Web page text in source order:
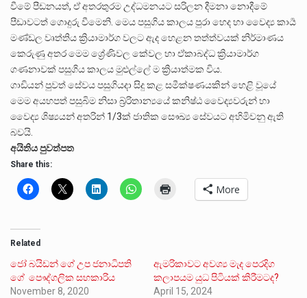
වීමේ පීඩනයත්, ඒ අතරතුරම උද්ධමනයට සරිලන දීමනා නොදීමේ
පීඩාවටත් ගොදුරු වීමෙනි. මෙය පසුගිය කාලය පුරා හෙද හා වෛද්ය කාර්
මණ්ඩල වෘත්තිය ක්රියාමාර්ග වලට ඇද හෙළන තත්ත්වයක් නිර්මාණය
කෙරුණු අතර මෙම ශ්රේණිවල කේවල හා ඒකාබද්ධ ක්රියාමාර්ග
ගණනාවක් පසුගිය කාලය මුළුල්ලේ ම ක්රියාත්මක විය.
ගාඩියන් පුවත් සේවය පසුගියදා සිදු කළ සමීක්ෂණයකින් හෙළි වූයේ
මෙම අයහපත් පසුබිම නිසා බ්රිතාන්යයේ කනිෂ්ඨ වෛද්යවරුන් හා
වෛද්ය ශිෂ්යයන් අතරින් 1/3ක් ජාතික සෞඛ්ය සේවයට අහිමිවනු ඇති
බවයි.
අයිතිය පුවත්පත
Share this:
More
Related
ජෝ බයිඩන් ගේ උප ජනාධිපති
ගේ පෞද්ගලික සහකාරිය
November 8, 2020
ඇමරිකාවට අවශ්‍ය මැද පෙරදිග
කලාපයම යුධ පිටියක් කිරීමටද?
April 15, 2024